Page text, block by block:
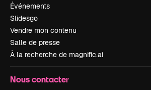
Événements
Slidesgo
Vendre mon contenu
Salle de presse
À la recherche de magnific.ai
Nous contacter